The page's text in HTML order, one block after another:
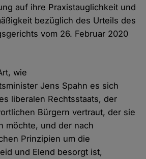
auf ihre Praxistauglichkeit und
bezüglich des Urteils des
vom 26. Februar 2020
wie
Jens Spahn es sich
liberalen Rechtsstaats, der
Bürgern vertraut, der sie
möchte, und der nach
Prinzipien um die
und Elend besorgt ist,